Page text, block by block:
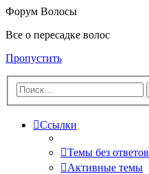
Форум Волосы
Все о пересадке волос
Пропустить
Ссылки
Темы без ответов
Активные темы